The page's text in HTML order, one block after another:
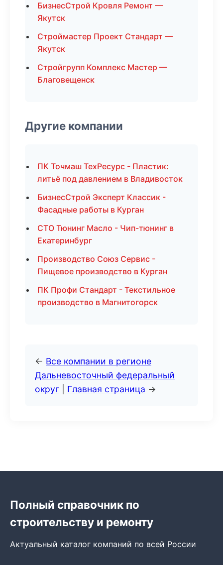
БизнесСтрой Кровля Ремонт —
Якутск
Строймастер Проект Стандарт —
Якутск
Стройгрупп Комплекс Мастер —
Благовещенск
Другие компании
ПК Точмаш ТехРесурс - Пластик:
литьё под давлением в Владивосток
БизнесСтрой Эксперт Классик -
Фасадные работы в Курган
СТО Тюнинг Масло - Чип-тюнинг в
Екатеринбург
Производство Союз Сервис -
Пищевое производство в Курган
ПК Профи Стандарт - Текстильное
производство в Магнитогорск
← Все компании в регионе
Дальневосточный федеральный
округ
Главная страница →
Полный справочник по
строительству и ремонту
Актуальный каталог компаний по всей России